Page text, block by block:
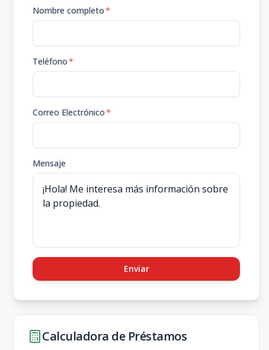
Nombre completo*
Teléfono*
Correo Electrónico*
Mensaje
Enviar
Calculadora de Préstamos